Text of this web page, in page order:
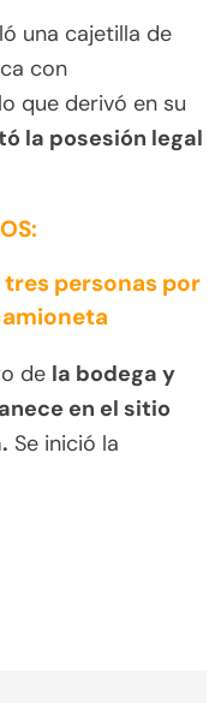
una cajetilla de
con
que derivó en su
la posesión legal
personas por
de la bodega y
en el sitio
Se inició la